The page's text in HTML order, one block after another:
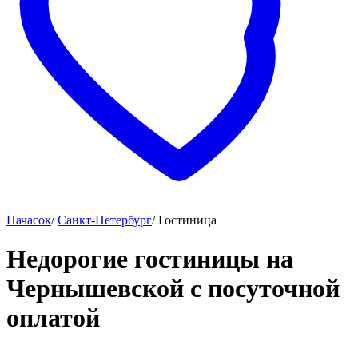
Начасок/ Санкт-Петербург/ Гостиница
Недорогие гостиницы на
Чернышевской c посуточной
оплатой